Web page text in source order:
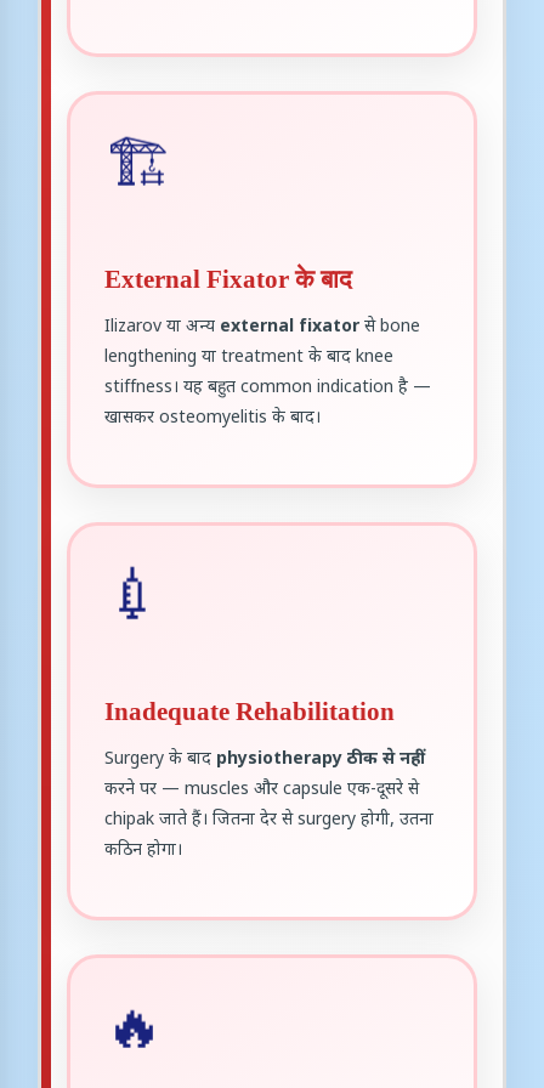
🏗️
External Fixator के बाद
Ilizarov या अन्य external fixator से bone
lengthening या treatment के बाद knee
stiffness। यह बहुत common indication है —
खासकर osteomyelitis के बाद।
💉
Inadequate Rehabilitation
Surgery के बाद physiotherapy ठीक से नहीं
करने पर — muscles और capsule एक-दूसरे से
chipak जाते हैं। जितना देर से surgery होगी, उतना
कठिन होगा।
🔥